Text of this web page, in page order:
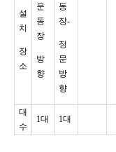
설
치
장
소
운
동
장
방
향
동
장-
정
문
방
향
대
수
1대 1대